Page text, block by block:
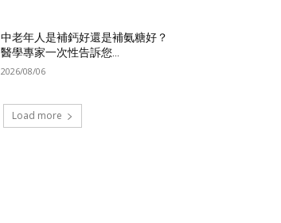
中老年人是補鈣好還是補氨糖好？
醫學專家一次性告訴您...
2026/08/06
Load more